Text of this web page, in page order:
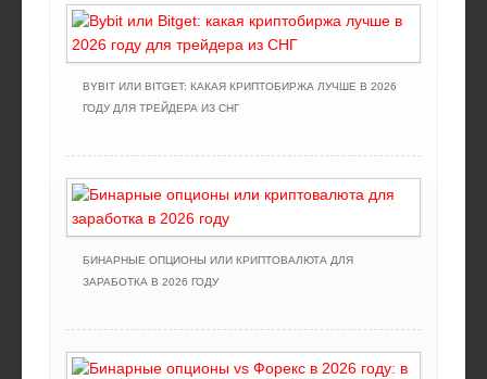
BYBIT ИЛИ BITGET: КАКАЯ КРИПТОБИРЖА ЛУЧШЕ В 2026
ГОДУ ДЛЯ ТРЕЙДЕРА ИЗ СНГ
БИНАРНЫЕ ОПЦИОНЫ ИЛИ КРИПТОВАЛЮТА ДЛЯ
ЗАРАБОТКА В 2026 ГОДУ